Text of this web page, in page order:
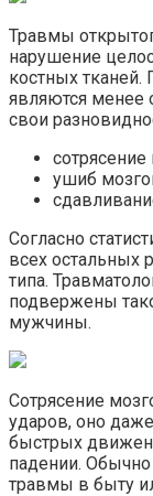
Травмы
нарушение
костных
являются
свои
сотрясение
ушиб
Согласно
всех остальных
типа.
подвержены
мужчины.
Сотрясение
ударов, оно
быстрых
падении. Обычно
травмы в быту